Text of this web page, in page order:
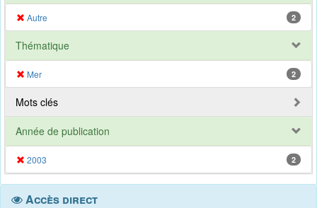
Autre 2
Thématique
Mer 2
Mots clés
Année de publication
2003 2
Accès direct